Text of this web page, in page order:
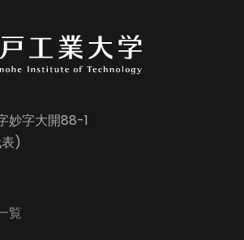
妙字大開88-1
)
覧